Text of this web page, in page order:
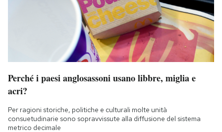
Perché i paesi anglosassoni usano libbre, miglia e
acri?
Per ragioni storiche, politiche e culturali molte unità
consuetudinarie sono sopravvissute alla diffusione del sistema
metrico decimale